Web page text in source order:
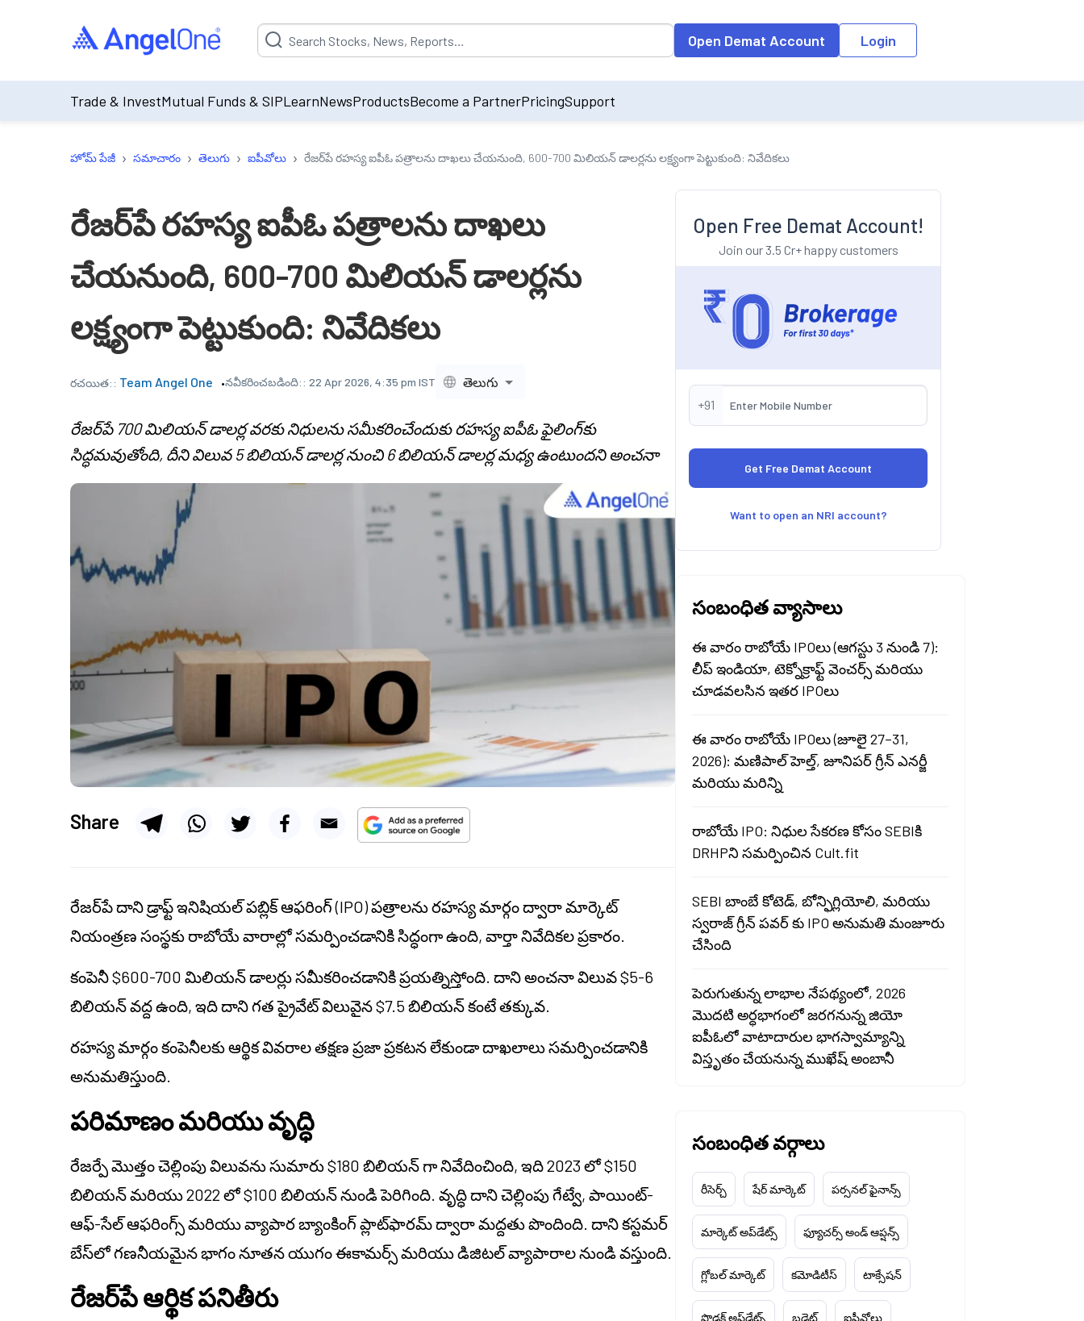
Suggestion will be populated by default on accessing the input field. On entering data into the input field, the suggestion list will be updated as per the
Open Demat Account Login
Trade & InvestMutual Funds & SIPLearnNewsProductsBecome a PartnerPricingSupport
హోమ్ పేజీ › సమాచారం › తెలుగు › ఐపీవోలు › రేజర్‌పే రహస్య ఐపీఓ పత్రాలను దాఖలు చేయనుంది, 600-700 మిలియన్ డాలర్లను లక్ష్యంగా పెట్టుకుంది: నివేదికలు
రేజర్‌పే రహస్య ఐపీఓ పత్రాలను దాఖలు
చేయనుంది, 600-700 మిలియన్ డాలర్లను
లక్ష్యంగా పెట్టుకుంది: నివేదికలు
రచయిత:: Team Angel One నవీకరించబడింది:: 22 Apr 2026, 4:35 pm IST తెలుగు
రేజర్‌పే 700 మిలియన్ డాలర్ల వరకు నిధులను సమీకరించేందుకు రహస్య ఐపీఓ ఫైలింగ్‌కు
సిద్ధమవుతోంది, దీని విలువ 5 బిలియన్ డాలర్ల నుంచి 6 బిలియన్ డాలర్ల మధ్య ఉంటుందని అంచనా
Share
రేజర్‌పే దాని డ్రాఫ్ట్ ఇనిషియల్ పబ్లిక్ ఆఫరింగ్ (IPO) పత్రాలను రహస్య మార్గం ద్వారా మార్కెట్
నియంత్రణ సంస్థకు రాబోయే వారాల్లో సమర్పించడానికి సిద్ధంగా ఉంది, వార్తా నివేదికల ప్రకారం.
కంపెనీ $600-700 మిలియన్ డాలర్లు సమీకరించడానికి ప్రయత్నిస్తోంది. దాని అంచనా విలువ $5-6
బిలియన్ వద్ద ఉంది, ఇది దాని గత ప్రైవేట్ విలువైన $7.5 బిలియన్ కంటే తక్కువ.
రహస్య మార్గం కంపెనీలకు ఆర్థిక వివరాల తక్షణ ప్రజా ప్రకటన లేకుండా దాఖలాలు సమర్పించడానికి
అనుమతిస్తుంది.
పరిమాణం మరియు వృద్ధి
రేజర్పే మొత్తం చెల్లింపు విలువను సుమారు $180 బిలియన్ గా నివేదించింది, ఇది 2023 లో $150
బిలియన్ మరియు 2022 లో $100 బిలియన్ నుండి పెరిగింది. వృద్ధి దాని చెల్లింపు గేట్వే, పాయింట్-
ఆఫ్-సేల్ ఆఫరింగ్స్ మరియు వ్యాపార బ్యాంకింగ్ ప్లాట్‌ఫారమ్ ద్వారా మద్దతు పొందింది. దాని కస్టమర్
బేస్‌లో గణనీయమైన భాగం నూతన యుగం ఈకామర్స్ మరియు డిజిటల్ వ్యాపారాల నుండి వస్తుంది.
రేజర్‌పే ఆర్థిక పనితీరు
Open Free Demat Account!
Join our 3.5 Cr+ happy customers
+91
Want to open an NRI account?
సంబంధిత వ్యాసాలు
ఈ వారం రాబోయే IPOలు (ఆగస్టు 3 నుండి 7):
లీప్ ఇండియా, టెక్నోక్రాఫ్ట్ వెంచర్స్ మరియు
చూడవలసిన ఇతర IPOలు
ఈ వారం రాబోయే IPOలు (జూలై 27–31,
2026): మణిపాల్ హెల్త్, జూనిపర్ గ్రీన్ ఎనర్జీ
మరియు మరిన్ని
రాబోయే IPO: నిధుల సేకరణ కోసం SEBIకి
DRHPని సమర్పించిన Cult.fit
SEBI బాంబే కోటెడ్, బోన్ఫిగ్లియోలి, మరియు
స్వరాజ్ గ్రీన్ పవర్ కు IPO అనుమతి మంజూరు
చేసింది
పెరుగుతున్న లాభాల నేపథ్యంలో, 2026
మొదటి అర్ధభాగంలో జరగనున్న జియో
ఐపీఓలో వాటాదారుల భాగస్వామ్యాన్ని
విస్తృతం చేయనున్న ముఖేష్ అంబానీ
సంబంధిత వర్గాలు
రీసెర్చ్ షేర్ మార్కెట్ పర్సనల్ ఫైనాన్స్
మార్కెట్ అప్‌డేట్స్ ఫ్యూచర్స్ అండ్ ఆప్షన్స్
గ్లోబల్ మార్కెట్ కమోడిటీస్ టాక్సేషన్
ప్రొడక్ట్ అప్‌డేట్స్ బడ్జెట్ ఐపీవోలు